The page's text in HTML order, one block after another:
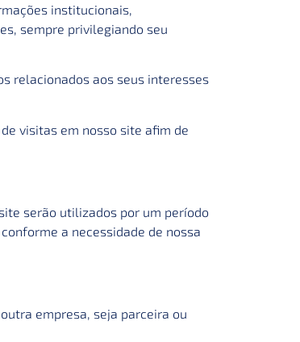
institucionais,
sempre privilegiando seu
relacionados aos seus interesses
visitas em nosso site afim de
serão utilizados por um período
a necessidade de nossa
empresa, seja parceira ou